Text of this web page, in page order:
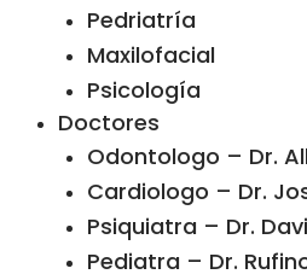
Pedriatría
Maxilofacial
Psicología
Doctores
Odontologo – Dr.
Cardiologo – Dr.
Psiquiatra – Dr.
Pediatra – Dr.